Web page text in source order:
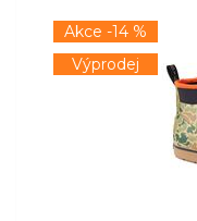
Akce -14 %
Výprodej